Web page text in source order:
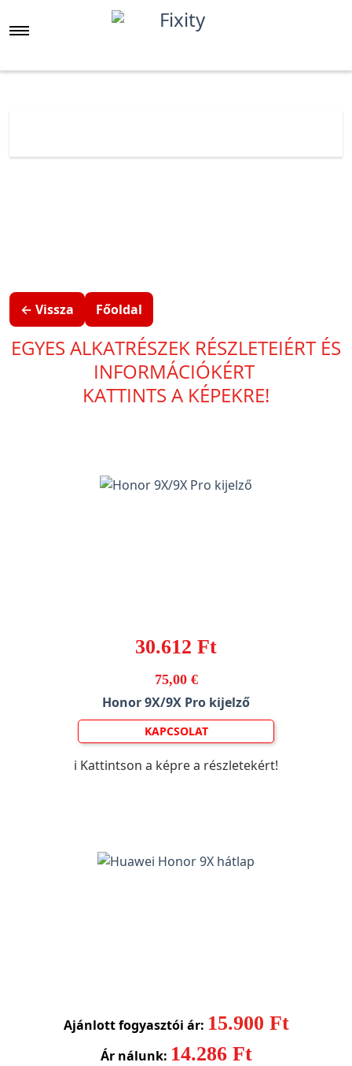
← Vissza Főoldal
EGYES ALKATRÉSZEK RÉSZLETEIÉRT ÉS
INFORMÁCIÓKÉRT
KATTINTS A KÉPEKRE!
30.612 Ft
75,00 €
Honor 9X/9X Pro kijelző
KAPCSOLAT
ℹ️ Kattintson a képre a részletekért!
Ajánlott fogyasztói ár: 15.900 Ft
Ár nálunk: 14.286 Ft